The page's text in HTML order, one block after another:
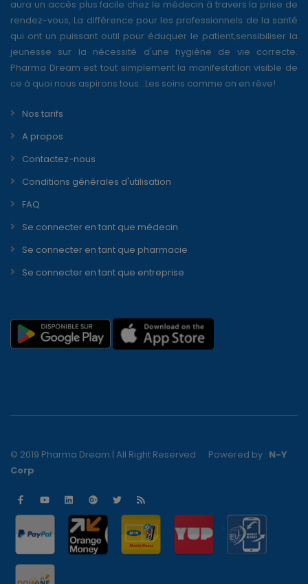
aura un accès plus facile chez le médecin à travers la prise de
rendez-vous, La différence pour les professionnels de la santé
qui ont un puissant outil pour éduquer le patient,sensibiliser la
jeunesse sur la nécessité d'une hygiène de vie correcte.
Pharma Dream est tout simplement la manifestation visible de
ce à quoi nous aspirons tous...Les soins comme on en rêve!
Nos tarifs
A propos
Contactez-nous
Conditions générales d'utilisation
FAQ
Se connecter en tant que médecin
Se connecter en tant que pharmacie
Se connecter en tant que entreprise
© 2019 Pharma Dream | All Right Reserved Powered by : N-Y
Corp